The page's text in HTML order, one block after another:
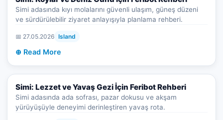
Simi adasında kıyı molalarını güvenli ulaşım, güneş düzeni
ve sürdürülebilir ziyaret anlayışıyla planlama rehberi.
📅 27.05.2026 Island
⊕ Read More
Simi: Lezzet ve Yavaş Gezi İçin Feribot Rehberi
Simi adasında ada sofrası, pazar dokusu ve akşam
yürüyüşüyle deneyimi derinleştiren yavaş rota.